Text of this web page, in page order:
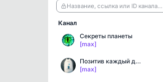
Название, ссылка или ID канала…
Канал
Секреты планеты
[max]
Позитив каждый день! (юм…
[max]